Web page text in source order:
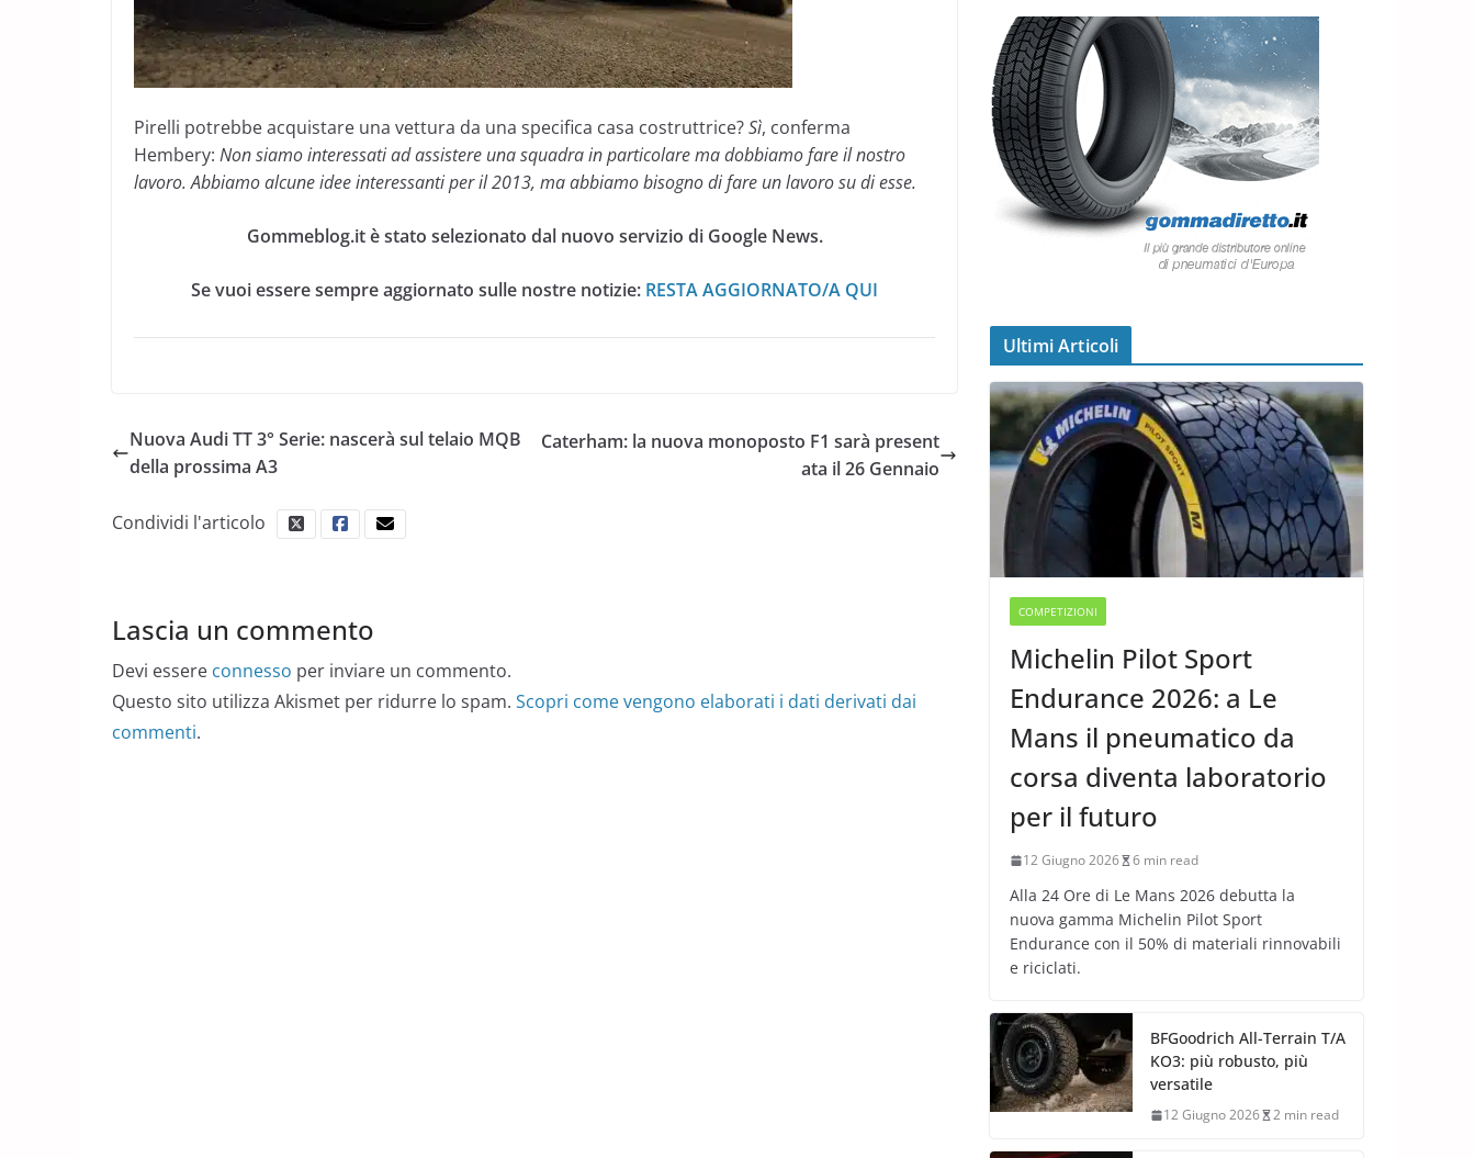
Pirelli potrebbe acquistare una vettura da una specifica casa costruttrice?Sì, conferma
Hembery: Non siamo interessati ad assistere una squadra in particolare ma dobbiamo fare il nostro
lavoro. Abbiamo alcune idee interessanti per il 2013, ma abbiamo bisogno di fare un lavoro su di esse.
Gommeblog.it è stato selezionato dal nuovo servizio di Google News.
Se vuoi essere sempre aggiornato sulle nostre notizie: RESTA AGGIORNATO/A QUI
Nuova Audi TT 3° Serie: nascerà sul telaio MQB
della prossima A3
Caterham: la nuova monoposto F1 sarà present
ata il 26 Gennaio
Condividi l'articolo
Lascia un commento
Devi essere connesso per inviare un commento.
Questo sito utilizza Akismet per ridurre lo spam. Scopri come vengono elaborati i dati derivati dai
commenti.
Ultimi Articoli
COMPETIZIONI
Michelin Pilot Sport
Endurance 2026: a Le
Mans il pneumatico da
corsa diventa laboratorio
per il futuro
12 Giugno 2026 6 min read
Alla 24 Ore di Le Mans 2026 debutta la
nuova gamma Michelin Pilot Sport
Endurance con il 50% di materiali rinnovabili
e riciclati.
BFGoodrich All-Terrain T/A
KO3: più robusto, più
versatile
12 Giugno 2026 2 min read